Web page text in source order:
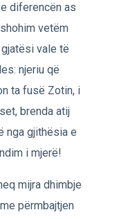
diferencën as
vetëm
vale të
njeriu që
ta fusë Zotin, i
brenda atij
nga gjithësia e
i mjerë!
mijra dhimbje
përmbajtjen